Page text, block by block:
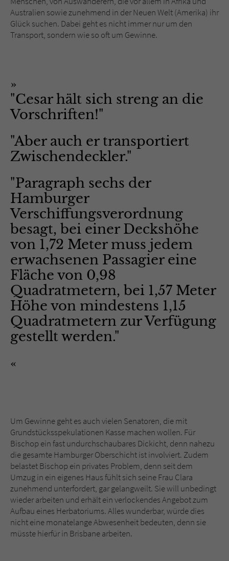
Australien sowie zunehmend in der Neuen Welt (Amerika) ihr
Glück suchen. Dabei geht es nicht immer nur um den
Transport, sondern wie so oft um Gewinne.
"Cesar hält sich streng an die
Vorschriften!"
"Aber auch er transportiert
Zwischendeckler."
"Paragraph sechs der
Hamburger
Verschiffungsverordnung
besagt, bei einer Deckshöhe
von 1,72 Meter muss jedem
erwachsenen Passagier eine
Fläche von 0,98
Quadratmetern, bei 1,57 Meter
Höhe von mindestens 1,15
Quadratmetern zur Verfügung
gestellt werden."
Um Gewinne geht es auch vielen Senatoren, die mit
Grundstücksspekulationen Kasse machen wollen. Für
Bischop ein fast undurchschaubares Dickicht, denn nahezu
die gesamte Hamburger Oberschicht ist involviert. Zudem
belastet Bischop ein privates Problem, denn seit dem
Umzug in ein eigenes Haus fühlt sich seine Frau Clara
zunehmend unterfordert, gar gelangweilt. Sie will unbedingt
wieder arbeiten und erhält ein verlockendes Angebot zum
Aufbau eines Herbatoriums. Alles wunderbar, würde dies
nicht eine monatelange Abwesenheit bedeuten, denn sie
müsste hierfür in Brisbane arbeiten.